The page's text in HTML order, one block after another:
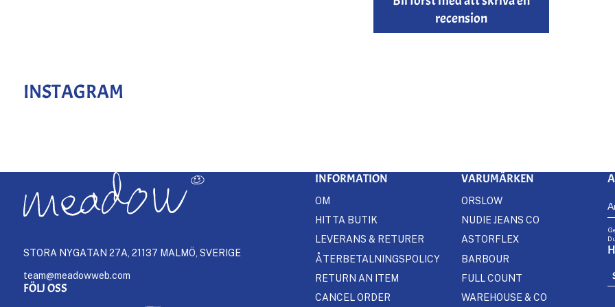
recension
INSTAGRAM
STORA NYGATAN 27A, 21137 MALMÖ, SVERIGE
team@meadowweb.com
FÖLJ OSS
INFORMATION
OM
HITTA BUTIK
LEVERANS & RETURER
ÅTERBETALNINGSPOLICY
RETURN AN ITEM
CANCEL ORDER
VARUMÄRKEN
ORSLOW
NUDIE JEANS CO
ASTORFLEX
BARBOUR
FULL COUNT
WAREHOUSE & CO